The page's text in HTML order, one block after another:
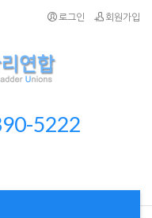
로그인 회원가입
5222